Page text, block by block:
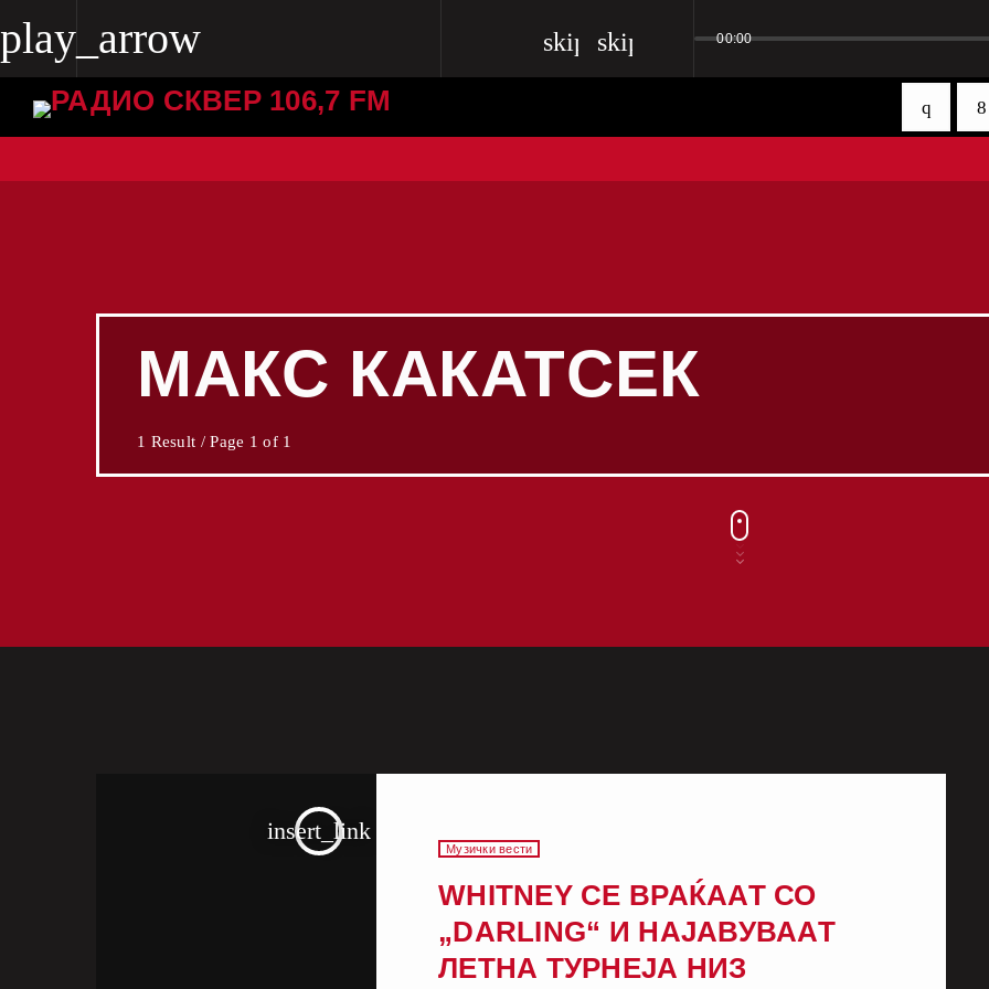
play_arrow skip_previous
skip_next 00:00
play_arrowRadio Skver 106.7 FM
МАКС КАКАТСЕК
1 Result / Page 1 of 1
insert_link
Музички вести
WHITNEY СЕ ВРАЌААТ СО
„DARLING“ И НАЈАВУВААТ
ЛЕТНА ТУРНЕЈА НИЗ